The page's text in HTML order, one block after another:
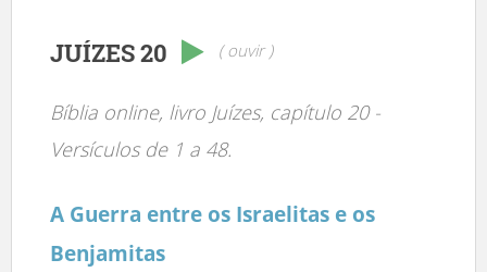
JUÍZES 20 ( ouvir )
Bíblia online, livro Juízes, capítulo 20 -
Versículos de 1 a 48.
A Guerra entre os Israelitas e os
Benjamitas